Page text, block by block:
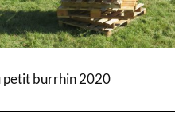
petit burrhin 2020